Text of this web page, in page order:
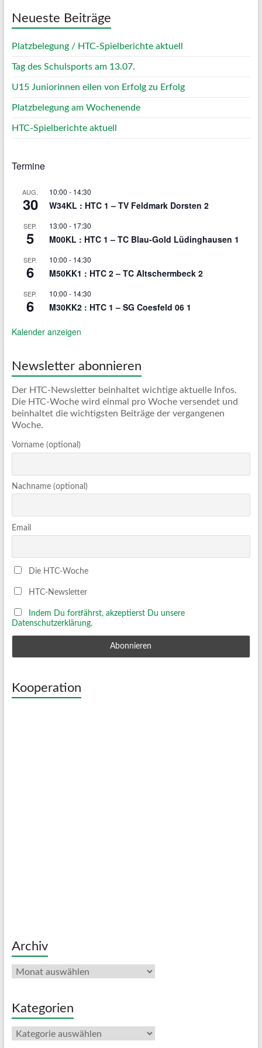
Neueste Beiträge
Platzbelegung / HTC-Spielberichte aktuell
Tag des Schulsports am 13.07.
U15 Juniorinnen eilen von Erfolg zu Erfolg
Platzbelegung am Wochenende
HTC-Spielberichte aktuell
Termine
AUG.
30
10:00 - 14:30
W34KL : HTC 1 – TV Feldmark Dorsten 2
SEP.
5
13:00 - 17:30
M00KL : HTC 1 – TC Blau-Gold Lüdinghausen 1
SEP.
6
10:00 - 14:30
M50KK1 : HTC 2 – TC Altschermbeck 2
SEP.
6
10:00 - 14:30
M30KK2 : HTC 1 – SG Coesfeld 06 1
Kalender anzeigen
Newsletter abonnieren
Der HTC-Newsletter beinhaltet wichtige aktuelle Infos.
Die HTC-Woche wird einmal pro Woche versendet und
beinhaltet die wichtigsten Beiträge der vergangenen
Woche.
Vorname (optional)
Nachname (optional)
Email
Die HTC-Woche
HTC-Newsletter
Indem Du fortfährst, akzeptierst Du unsere
Datenschutzerklärung.
Kooperation
Archiv
Archiv
Kategorien
Kategorien